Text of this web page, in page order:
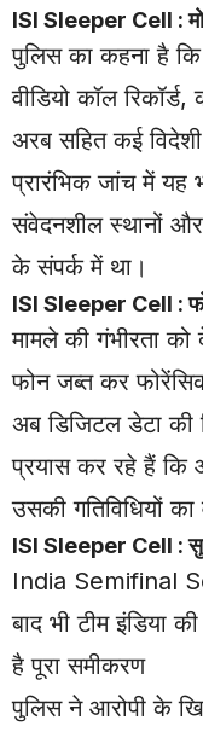
ISI Sleeper Cell :
पुलिस का कहना है
वीडियो कॉल
अरब सहित कई
प्रारंभिक जांच में यह
संवेदनशील स्थानों और
के संपर्क में था।
ISI Sleeper Cell :
मामले की गंभीरता
फोन जब्त कर
अब डिजिटल डेटा की
प्रयास कर रहे हैं कि
उसकी गतिविधियों का
ISI Sleeper Cell :
India Semifinal
बाद भी टीम इंडिया
है पूरा समीकरण
पुलिस ने आरोपी के